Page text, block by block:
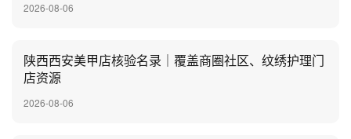
2026-08-06
陕西西安美甲店核验名录｜覆盖商圈社区、纹绣护理门
店资源
2026-08-06